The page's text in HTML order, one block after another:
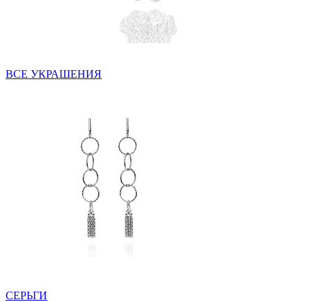
ВСЕ УКРАШЕНИЯ
СЕРЬГИ